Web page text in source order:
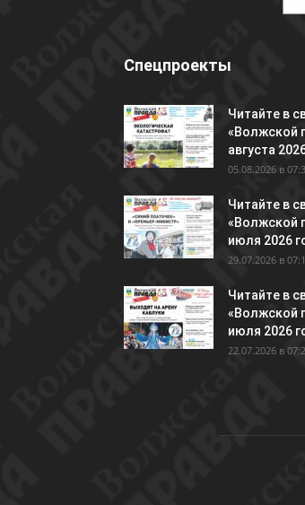
Спецпроекты
Читайте в
«Волжской
августа
05.08.2026 в
Читайте в
«Волжской
июля 2026
29.07.2026 в
Читайте в
«Волжской
июля 2026
22.07.2026 в